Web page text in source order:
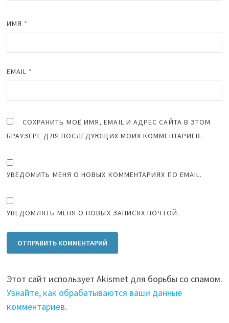
ИМЯ *
EMAIL *
СОХРАНИТЬ МОЁ ИМЯ, EMAIL И АДРЕС САЙТА В ЭТОМ
БРАУЗЕРЕ ДЛЯ ПОСЛЕДУЮЩИХ МОИХ КОММЕНТАРИЕВ.
УВЕДОМИТЬ МЕНЯ О НОВЫХ КОММЕНТАРИЯХ ПО EMAIL.
УВЕДОМЛЯТЬ МЕНЯ О НОВЫХ ЗАПИСЯХ ПОЧТОЙ.
Этот сайт использует Akismet для борьбы со спамом.
Узнайте, как обрабатываются ваши данные
комментариев.